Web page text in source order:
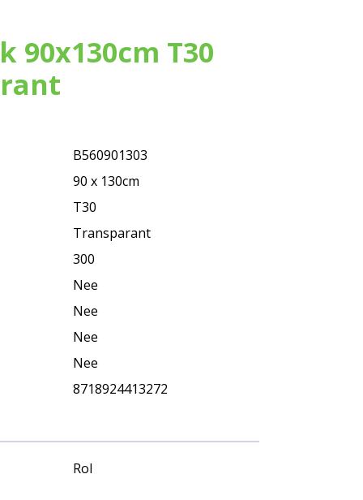
90x130cm T30
B560901303
90 x 130cm
T30
Transparant
300
Nee
Nee
Nee
Nee
8718924413272
Rol